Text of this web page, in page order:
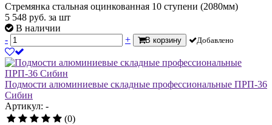
Стремянка стальная оцинкованная 10 ступени (2080мм)
5 548 руб. за шт
В наличии
-
+ В корзину Добавлено
Подмости алюминиевые складные профессиональные ПРП-36
Сибин
Артикул: -
(0)